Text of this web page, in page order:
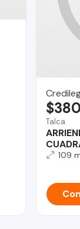
Talca
109